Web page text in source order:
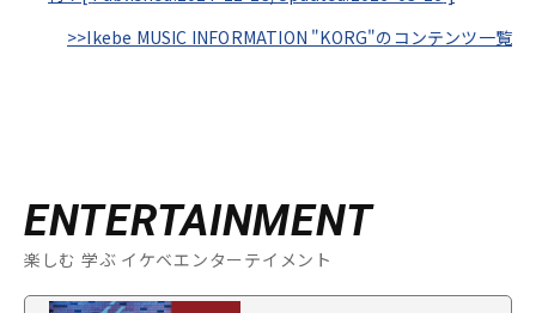
>>Ikebe MUSIC INFORMATION "KORG"のコンテンツ一覧
ENTERTAINMENT
楽しむ 学ぶ イケベエンターテイメント